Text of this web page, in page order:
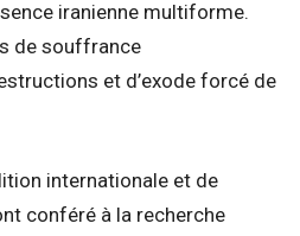
iranienne multiforme.
de souffrance
et d’exode forcé de
internationale et de
conféré à la recherche